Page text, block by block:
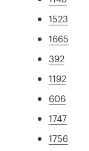
1523
1665
392
1192
606
1747
1756